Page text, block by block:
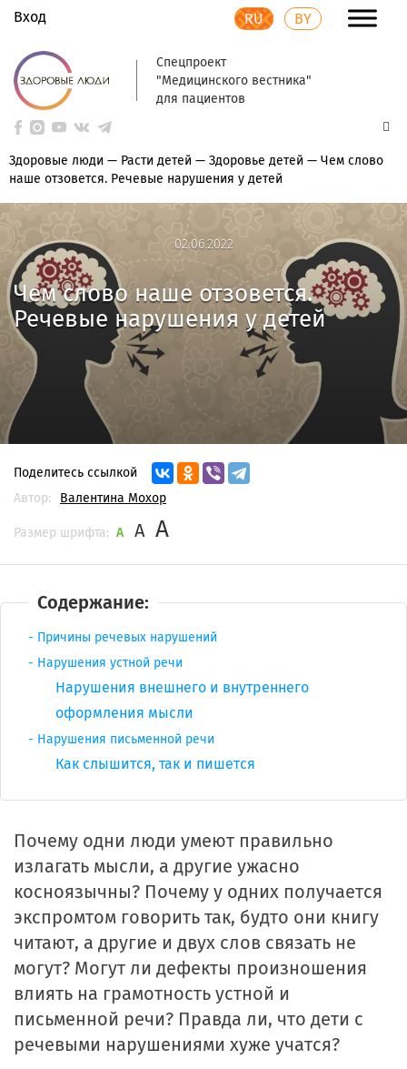
Вход RU BY
Спецпроект
"Медицинского вестника"
для пациентов
Здоровые люди — Расти детей — Здоровье детей — Чем слово
наше отзовется. Речевые нарушения у детей
02.06.2022
02.06.2022
Чем слово наше отзовется.
Речевые нарушения у детей
Поделитесь ссылкой
Автор:
Валентина Мохор
Размер шрифта: A A A
Содержание:
Причины речевых нарушений
Нарушения устной речи
Нарушения внешнего и внутреннего
оформления мысли
Нарушения письменной речи
Как слышится, так и пишется
Почему одни люди умеют правильно
излагать мысли, а другие ужасно
косноязычны? Почему у одних получается
экспромтом говорить так, будто они книгу
читают, а другие и двух слов связать не
могут? Могут ли дефекты произношения
влиять на грамотность устной и
письменной речи? Правда ли, что дети с
речевыми нарушениями хуже учатся?